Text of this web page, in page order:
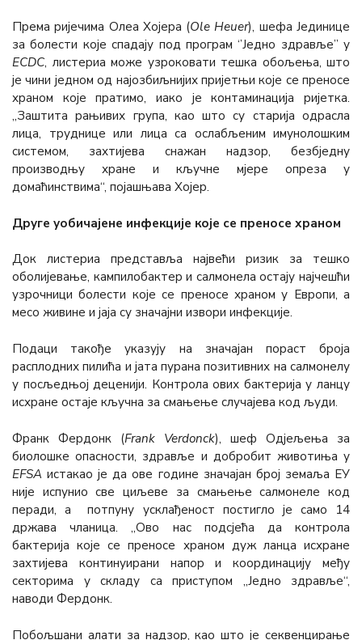
Према ријечима Олеа Хојера (Ole Heuer), шефа Јединице
за болести које спадају под програм ‘’Једно здравље’’ у
ЕCDC, листериа може узроковати тешка обољења, што
је чини једном од најозбиљнијих пријетњи које се преносе
храном које пратимо, иако је контаминација ријетка.
„Заштита рањивих група, као што су старија одрасла
лица, труднице или лица са ослабљеним имунолошким
системом, захтијева снажан надзор, безбједну
производњу хране и кључне мјере опреза у
домаћинствима“, појашњава Хојер.
Друге уобичајене инфекције које се преносе храном
Док листериа представља највећи ризик за тешко
оболијевање, кампилобактер и салмонела остају најчешћи
узрочници болести које се преносе храном у Европи, а
месо живине и јаја су значајни извори инфекције.
Подаци такође указују на значајан пораст броја
расплодних пилића и јата пурана позитивних на салмонелу
у посљедњој деценији. Контрола ових бактерија у ланцу
исхране остаје кључна за смањење случајева код људи.
Франк Фердонк (Frank Verdonck), шеф Одјељења за
биолошке опасности, здравље и добробит животиња у
ЕFSА истакао је да ове године значајан број земаља ЕУ
није испунио све циљеве за смањење салмонеле код
перади, а потпуну усклађеност постигло је само 14
држава чланица. „Ово нас подсјећа да контрола
бактерија које се преносе храном дуж ланца исхране
захтијева континуирани напор и координацију међу
секторима у складу са приступом „Једно здравље“,
наводи Фердонк.
Побољшани алати за надзор, као што је секвенцирање